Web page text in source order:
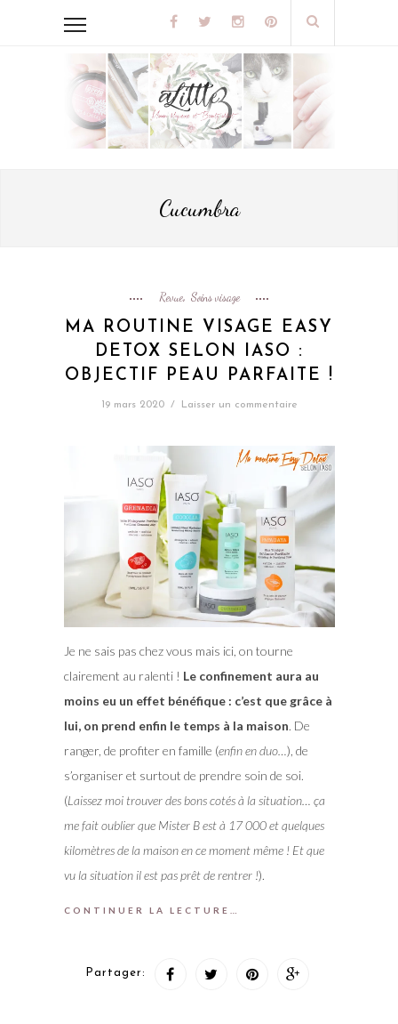
Cucumbra
Revue, Soins visage
MA ROUTINE VISAGE EASY
DETOX SELON IASO :
OBJECTIF PEAU PARFAITE !
19 mars 2020 / Laisser un commentaire
Je ne sais pas chez vous mais ici, on tourne
clairement au ralenti ! Le confinement aura au
moins eu un effet bénéfique : c’est que grâce à
lui, on prend enfin le temps à la maison. De
ranger, de profiter en famille (enfin en duo…), de
s’organiser et surtout de prendre soin de soi.
(Laissez moi trouver des bons cotés à la situation… ça
me fait oublier que Mister B est à 17 000 et quelques
kilomètres de la maison en ce moment même ! Et que
vu la situation il est pas prêt de rentrer !).
CONTINUER LA LECTURE…
Partager: